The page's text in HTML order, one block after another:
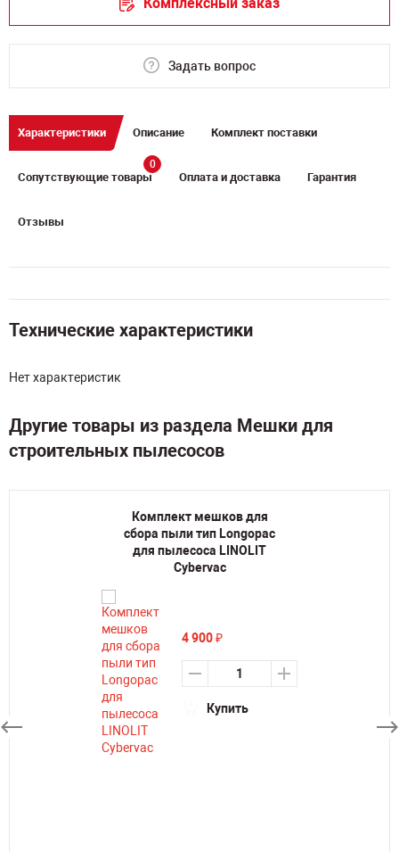
Задать вопрос
Характеристики Описание Комплект поставки
Сопутствующие товары
0
Оплата и доставка Гарантия
Отзывы
Технические характеристики
Нет характеристик
Другие товары из раздела Мешки для
строительных пылесосов
Комплект мешков для
сбора пыли тип Longopac
для пылесоса LINOLIT
Cybervac
4 900₽
Купить